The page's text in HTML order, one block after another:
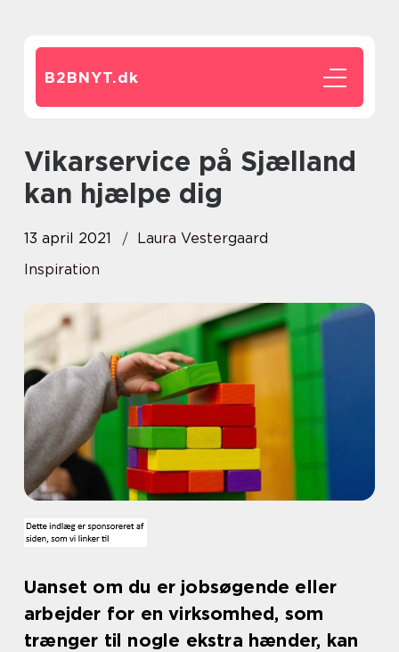
B2BNYT.dk
Vikarservice på Sjælland
kan hjælpe dig
13 april 2021
Laura Vestergaard
Inspiration
Uanset om du er jobsøgende eller
arbejder for en virksomhed, som
trænger til nogle ekstra hænder, kan